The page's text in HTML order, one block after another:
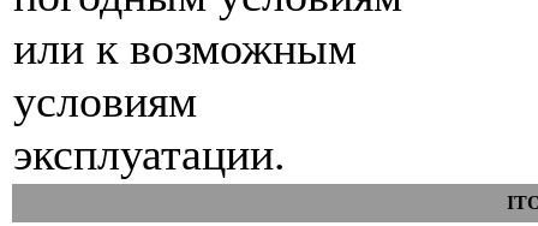
или к возможным
условиям
эксплуатации.